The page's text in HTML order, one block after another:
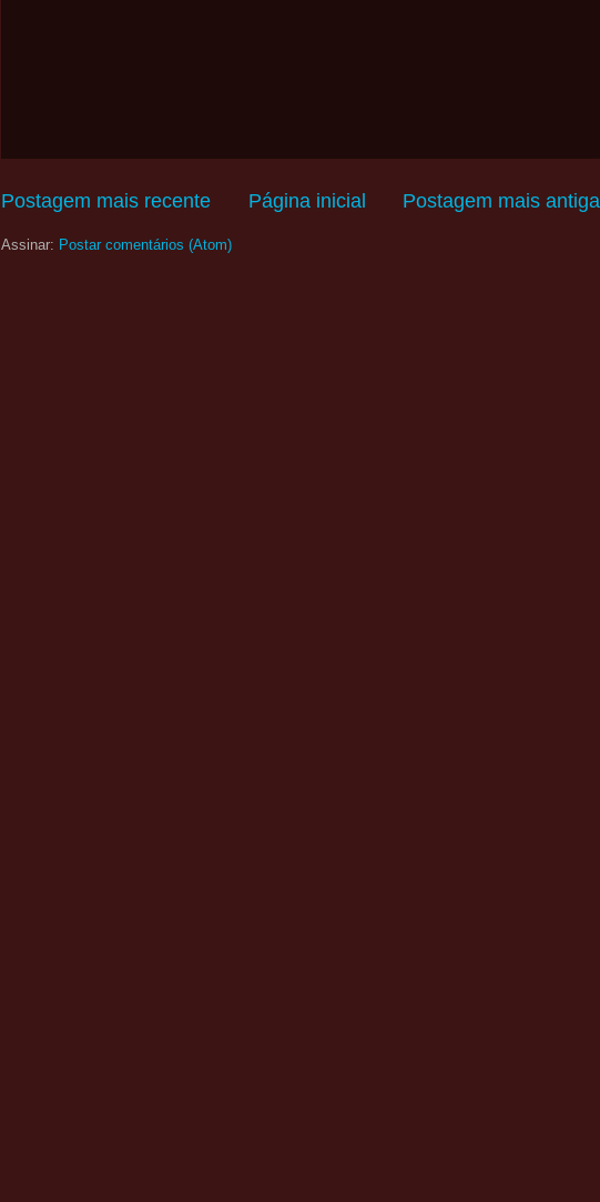
Postagem mais recente Postagem mais antiga
Página inicial
Assinar: Postar comentários (Atom)